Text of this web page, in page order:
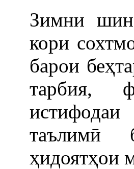
Зимни
кори
барои
тарбия,
таълимӣ
ҳидоятҳои